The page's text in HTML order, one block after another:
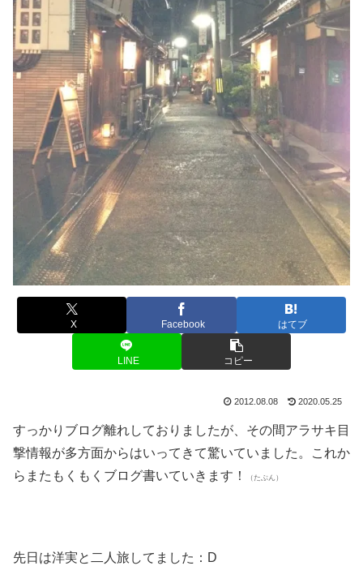
X Facebook はてブ
LINE コピー
2012.08.08 2020.05.25
すっかりブログ離れしておりましたが、その間アラサキ目
撃情報が多方面からはいってきて驚いていました。これか
らまたもくもくブログ書いていきます！
（たぶん）
先日は洋実と二人旅してました：D